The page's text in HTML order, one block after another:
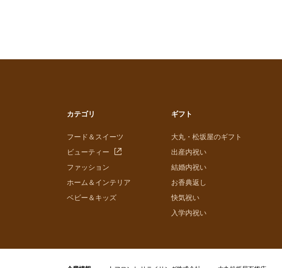
カテゴリ
フード＆スイーツ
ビューティー
ファッション
ホーム＆インテリア
ベビー＆キッズ
ギフト
大丸・松坂屋のギフト
出産内祝い
結婚内祝い
お香典返し
快気祝い
入学内祝い